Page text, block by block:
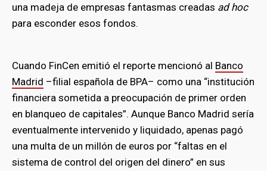
una madeja de empresas fantasmas creadas ad hoc
para esconder esos fondos.
Cuando FinCen emitió el reporte mencionó al Banco
Madrid –filial española de BPA– como una “institución
financiera sometida a preocupación de primer orden
en blanqueo de capitales”. Aunque Banco Madrid sería
eventualmente intervenido y liquidado, apenas pagó
una multa de un millón de euros por “faltas en el
sistema de control del origen del dinero” en sus